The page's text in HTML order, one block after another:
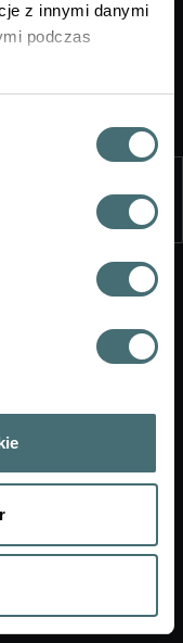
z innymi danymi
podczas
30.09.2026
w aplikacji
i niezapisaniem
https://e-
Mapa strony
Dziekanat v4.3.0.95
© 2026APR SYSTEM